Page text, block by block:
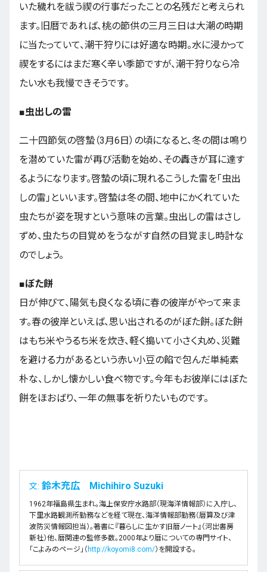
いた穢れを祓う禊の行事だったことの名残だと考えられ
ます。旧暦であれば、桃の節供の三月三日は大潮の時期
に当たっていて、潮干狩りには好適な時期。水に浸かって
禊をするにはまだ寒く辛い季節ですが、潮干狩りなら冷
たい水も我慢できそうです。
■虫出しの雷
二十四節気の啓蟄（3月6日）の頃になると、冬の間は鳴り
を潜めていた雷が再び活動を始め、その轟きが耳に達す
るようになります。啓蟄の頃に現れるこうした雷を「虫出
しの雷」といいます。啓蟄は冬の間、地中にかくれていた
虫たちが姿を現すという意味の言葉。虫出しの雷はさし
ずめ、虫たちの目覚めをうながす自然の目覚まし時計な
のでしょう。
■ぼた餅
日が伸びて、陽気も良くなる頃に春の彼岸がやって来ま
す。春の彼岸といえば、思い出されるのがぼた餅。ぼた餅
はもち米やうるち米を炊き、軽く搗いて小さく丸め、災難
を避ける力があるという赤い小豆の餡で包んだ単純素
朴な、しかし懐かしい食べ物です。今年もお彼岸にはぼた
餅をほおばり、一年の無事を祈りたいものです。
文: 鈴木充広 Michihiro Suzuki
1962年福島県生まれ。海上保安庁水路部（現海洋情報部）に入庁し、
下里水路観測所勤務などを経て現在、海洋情報部勤務（暦算及び津
波防災情報図担当）。著書に『暮らしに生かす旧暦ノート』（河出書房
新社）他、暦関連の監修多数。2000年より暦についての専門サイト、
「こよみのページ」（ http://koyomi8.com/）を開設する。